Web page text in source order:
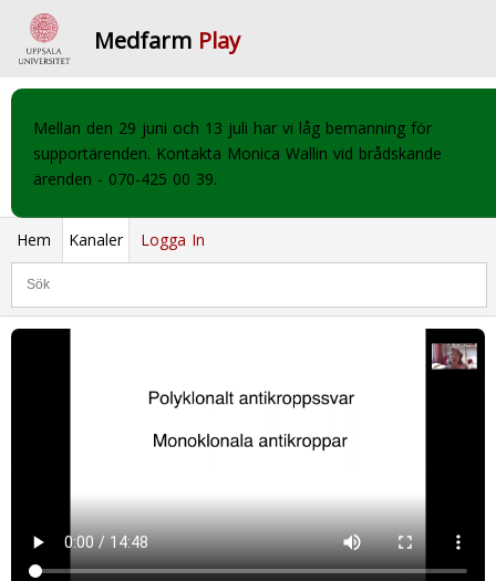
Medfarm Play
Mellan den 29 juni och 13 juli har vi låg bemanning för
supportärenden. Kontakta Monica Wallin vid brådskande
ärenden - 070-425 00 39.
Hem Kanaler Logga In